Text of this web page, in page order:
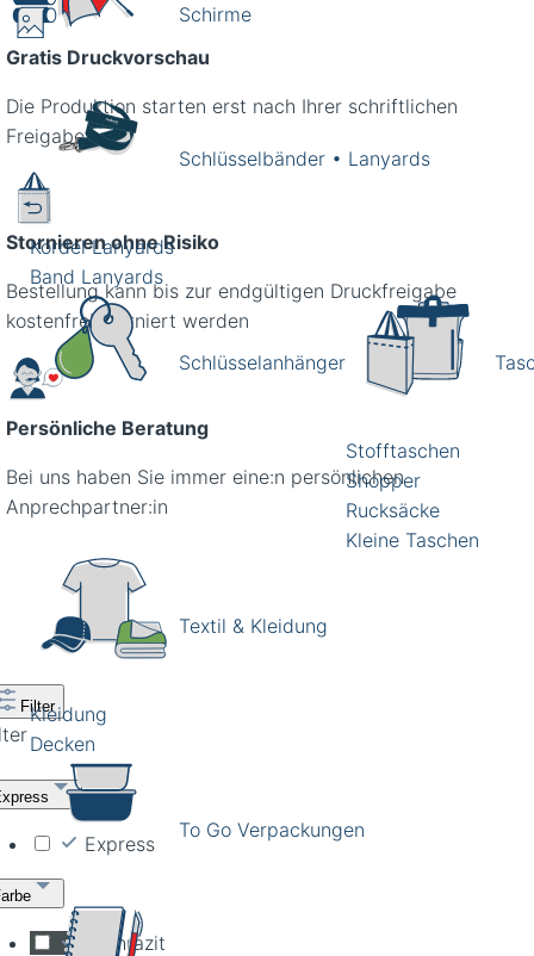
Schirme
Schlüsselbänder • Lanyards
Kordel Lanyards
Band Lanyards
Schlüsselanhänger
Stofftaschen
Shopper
Rucksäcke
Kleine Taschen
Textil & Kleidung
Kleidung
Decken
To Go Verpackungen
Gratis Druckvorschau
Die Produktion starten erst nach Ihrer schriftlichen
Freigabe
Stornieren ohne Risiko
Bestellung kann bis zur endgültigen Druckfreigabe
kostenfrei storniert werden
Persönliche Beratung
Bei uns haben Sie immer eine:n persönlichen
Anprechpartner:in
Filter
Express
Anthrazit